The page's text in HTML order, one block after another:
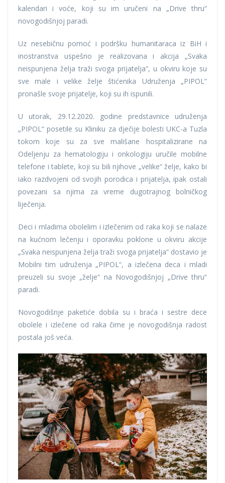
kalendari i voće, koji su im uručeni na „Drive thru“
novogodišnjoj paradi.
Uz nesebičnu pomoć i podršku humanitaraca iz BiH i
inostranstva uspešno je realizovana i akcija „Svaka
neispunjena želja traži svoga prijatelja“, u okviru koje su
sve male i velike želje štićenika Udruženja „PIPOL“
pronašle svoje prijatelje, koji su ih ispunili.
U utorak, 29.12.2020. godine predstavnice udruženja
„PIPOL“ posetile su Kliniku za dječije bolesti UKC-a Tuzla
tokom koje su za sve mališane hospitalizirane na
Odeljenju za hematologiju i onkologiju uručile mobilne
telefone i tablete, koji su bili njihove „velike“ želje, kako bi
iako razdvojeni od svojih porodica i prijatelja, ipak ostali
povezani sa njima za vreme dugotrajnog bolničkog
liječenja.
Deci i mladima obolelim i izlečenim od raka koji se nalaze
na kućnom lečenju i oporavku poklone u okviru akcije
„Svaka neispunjena želja traži svoga prijatelja“ dostavio je
Mobilni tim udruženja „PIPOL“, a izlečena deca i mladi
preuzeli su svoje „želje“ na Novogodišnjoj „Drive thru“
paradi.
Novogodišnje paketiće dobila su i braća i sestre dece
obolele i izlečene od raka čime je novogodišnja radost
postala još veća.